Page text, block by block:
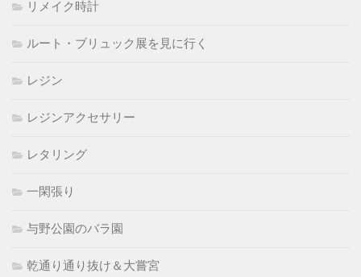
リメイク時計
ルート・ブリュック展を見に行く
レジン
レジンアクセサリー
レタリング
一閑張り
与野公園のバラ園
乾通り通り抜け＆大嘗宮